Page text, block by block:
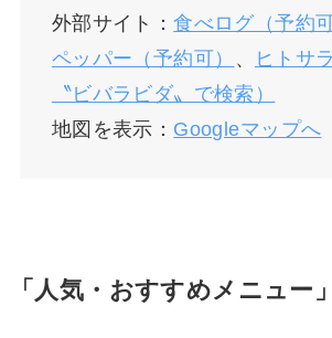
外部サイト：食べログ（予約可
ペッパー（予約可）
、
ヒトサ
〝ビバラビダ〟で検索）
地図を表示： Googleマップへ
「人気・おすすめメニュー」